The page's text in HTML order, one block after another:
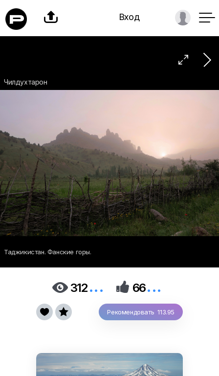
 Вход

Чилдухтарон
Таджикистан. Фанские горы.
 312...  66...
Рекомендовать 113.95
 